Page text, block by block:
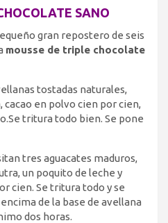
SANO
gran repostero de seis
mousse de triple chocolate
tostadas naturales,
cacao en polvo cien por cien,
tritura todo bien. Se pone
tres aguacates maduros,
un poquito de leche y
cien. Se tritura todo y se
de la base de avellana
dos horas.